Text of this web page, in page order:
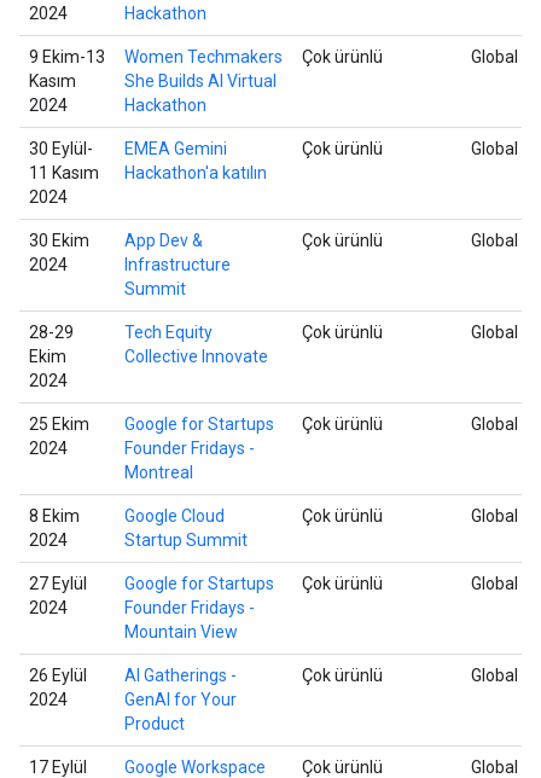
2024
Hackathon
9 Ekim-13
Kasım
2024
Women Techmakers
She Builds AI Virtual
Hackathon
Çok ürünlü Global
30 Eylül-
11 Kasım
2024
EMEA Gemini
Hackathon'a katılın
Çok ürünlü Global
30 Ekim
2024
App Dev &
Infrastructure
Summit
Çok ürünlü Global
28-29
Ekim
2024
Tech Equity
Collective Innovate
Çok ürünlü Global
25 Ekim
2024
Google for Startups
Founder Fridays -
Montreal
Çok ürünlü Global
8 Ekim
2024
Google Cloud
Startup Summit
Çok ürünlü Global
27 Eylül
2024
Google for Startups
Founder Fridays -
Mountain View
Çok ürünlü Global
26 Eylül
2024
AI Gatherings -
GenAI for Your
Product
Çok ürünlü Global
17 Eylül
Google Workspace
Çok ürünlü Global